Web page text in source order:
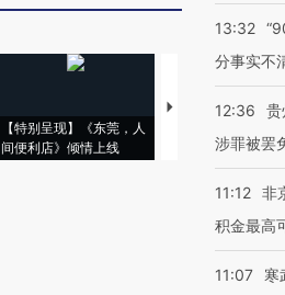
【特别呈现】《东莞，人
间便利店》倾情上线
【推广】走进第四
13:32
分事实不
12:36
贵
涉罪被罢
11:12 非
积金最高
11:07
寒